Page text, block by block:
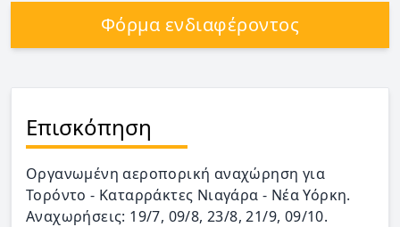
Φόρμα ενδιαφέροντος
Επισκόπηση
Οργανωμένη αεροπορική αναχώρηση για
Τορόντο - Καταρράκτες Νιαγάρα - Νέα Υόρκη.
Αναχωρήσεις: 19/7, 09/8, 23/8, 21/9, 09/10.